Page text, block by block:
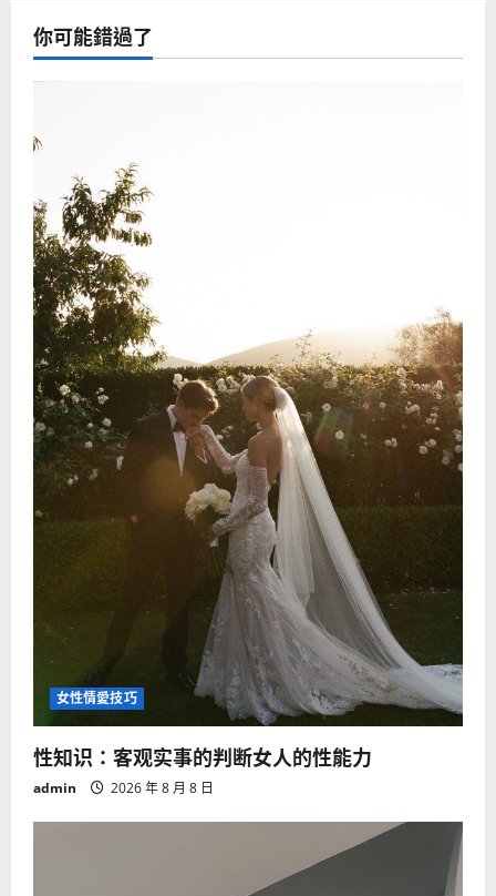
你可能錯過了
女性情愛技巧
性知识：客观实事的判断女人的性能力
admin 2026 年 8 月 8 日